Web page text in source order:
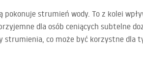
pokonuje strumień wody. To z kolei
dla osób ceniących subtelne
strumienia, co może być korzystne